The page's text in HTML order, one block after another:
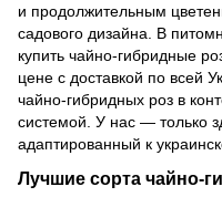
и продолжительным
садового дизайна. В
купить чайно-гибридные
цене с доставкой по всей
чайно-гибридных роз в
системой. У нас — только
адаптированный к
Лучшие сорта чайно-